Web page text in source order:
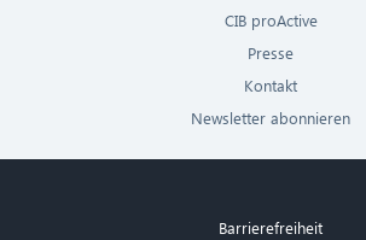
CIB proActive
Presse
Kontakt
Newsletter abonnieren
Barrierefreiheit